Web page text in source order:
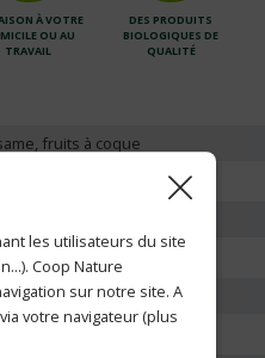
À VOTRE
OU AU
TRAVAIL
DES PRODUITS
BIOLOGIQUES DE
QUALITÉ
fruits à coque
les utilisateurs du site
Coop Nature
sur notre site. A
votre navigateur (plus